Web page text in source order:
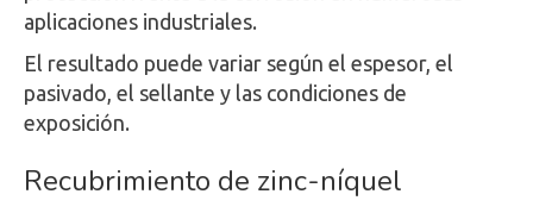
aplicaciones industriales.
El resultado puede variar según el espesor, el
pasivado, el sellante y las condiciones de
exposición.
Recubrimiento de zinc-níquel